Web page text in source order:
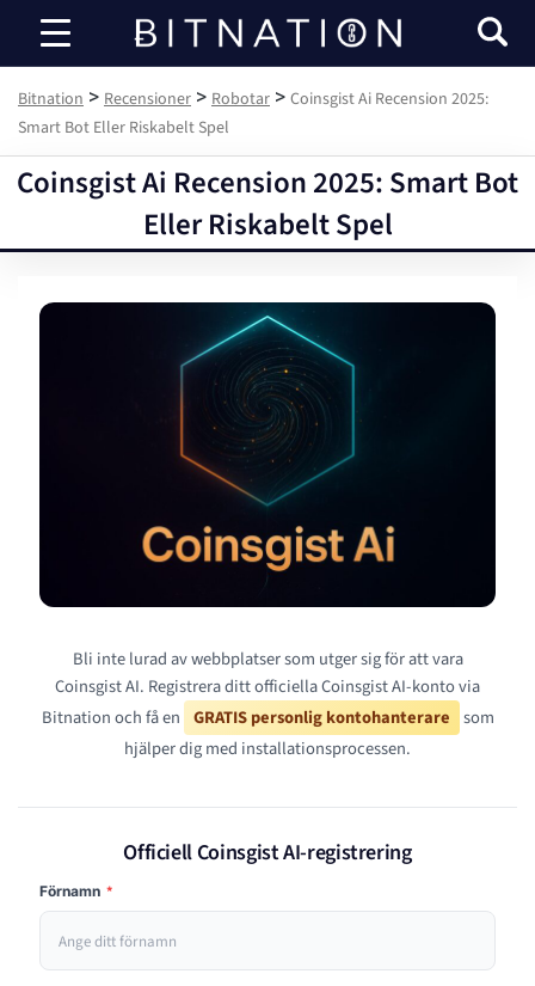
Bitnation
Bitnation > Recensioner > Robotar > Coinsgist Ai Recension 2025:
Smart Bot Eller Riskabelt Spel
Coinsgist Ai Recension 2025: Smart Bot
Eller Riskabelt Spel
Bli inte lurad av webbplatser som utger sig för att vara
Coinsgist AI. Registrera ditt officiella Coinsgist AI-konto via
Bitnation och få en GRATIS personlig kontohanterare som
hjälper dig med installationsprocessen.
Officiell Coinsgist AI-registrering
Förnamn *